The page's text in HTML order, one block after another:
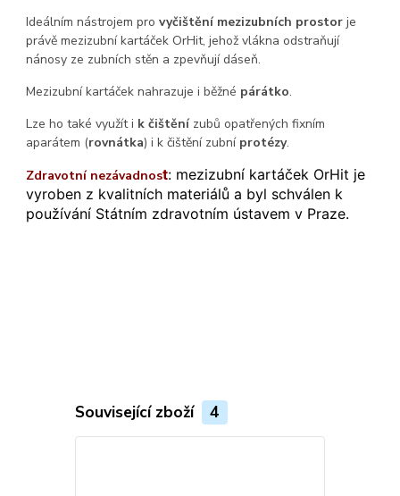
Ideálním nástrojem provyčištění mezizubních prostor je
právě mezizubní kartáček OrHit, jehož vlákna odstraňují
nánosy ze zubních stěn a zpevňují dáseň.
Mezizubní kartáček nahrazuje i běžné párátko.
Lze ho také využít i k čištěnízubů opatřených fixním
aparátem (rovnátka) i k čištění zubní protézy.
Zdravotní nezávadnost: mezizubní kartáček OrHit je
vyroben z kvalitních materiálů a byl schválen k
používání Státním zdravotním ústavem v Praze.
Související zboží 4